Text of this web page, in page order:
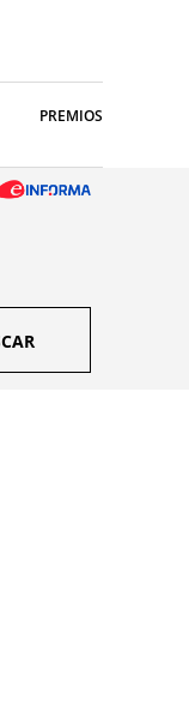
PREMIOS